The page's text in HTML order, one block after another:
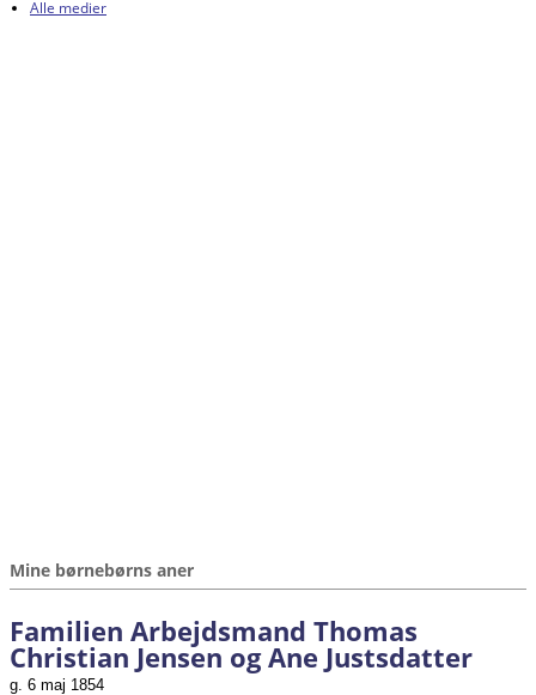
Alle medier
Mine børnebørns aner
Familien Arbejdsmand Thomas
Christian Jensen og Ane Justsdatter
g. 6 maj 1854